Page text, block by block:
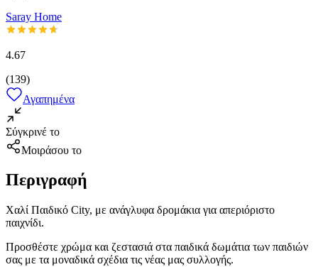
Saray Home
4.67
(139)
Αγαπημένα
Σύγκρινέ το
Μοιράσου το
Περιγραφή
Χαλί Παιδικό City, με ανάγλυφα δρομάκια για απεριόριστο
παιχνίδι.
Προσθέστε χρώμα και ζεστασιά στα παιδικά δωμάτια των παιδιών
σας με τα μοναδικά σχέδια τις νέας μας συλλογής.